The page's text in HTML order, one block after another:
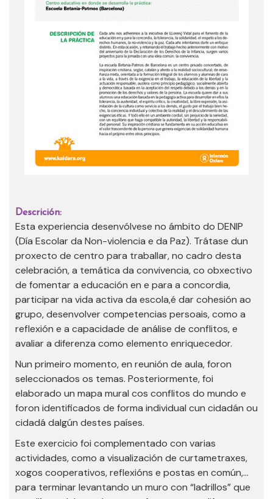
Descrición:
Esta experiencia desenvólvese no ámbito do DENIP
(Día Escolar da Non-violencia e da Paz). Trátase dun
proxecto de centro para traballar, no cadro desta
celebración, a temática da convivencia, co obxectivo
de fomentar a educación en e para a concordia,
participar na vida activa da escola,é dar cohesión ao
grupo, desenvolver competencias persoais, como a
reflexión e a capacidade de análise de conflitos, e
avaliar a diferenza como elemento enriquecedor.
Nun primeiro momento, en reunión de aula, foron
seleccionados os temas. Posteriormente, foi
elaborado un mapa mural cos conflitos do mundo e
foron identificados de forma individual cun cidadán ou
cidadá dalgún destes países.
Este exercicio foi complementado con varias
actividades, como a visualización de curtametraxes,
xogos cooperativos, reflexións e postas en común,…
para terminar levantando un muro con “ladrillos” que